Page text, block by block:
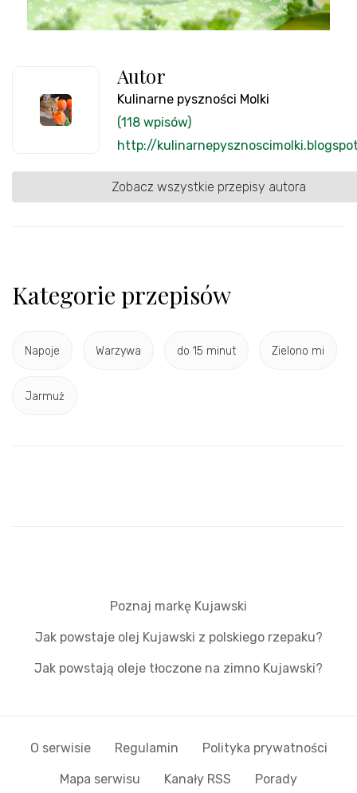
Autor
Kulinarne pyszności Molki
(118 wpisów)
http://
Zobacz wszystkie przepisy autora
Kategorie przepisów
Napoje Warzywa do 15 minut Zielono mi
Jarmuż
Poznaj markę Kujawski
Jak powstaje olej Kujawski z polskiego rzepaku?
Jak powstają oleje tłoczone na zimno Kujawski?
O serwisie Regulamin Polityka prywatności
Mapa serwisu Kanały RSS Porady